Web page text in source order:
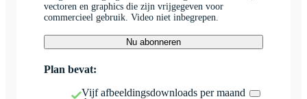
vectoren en graphics die zijn vrijgegeven voor
commercieel gebruik. Video niet inbegrepen.
Nu abonneren
Plan bevat:
Vijf afbeeldingsdownloads per maand